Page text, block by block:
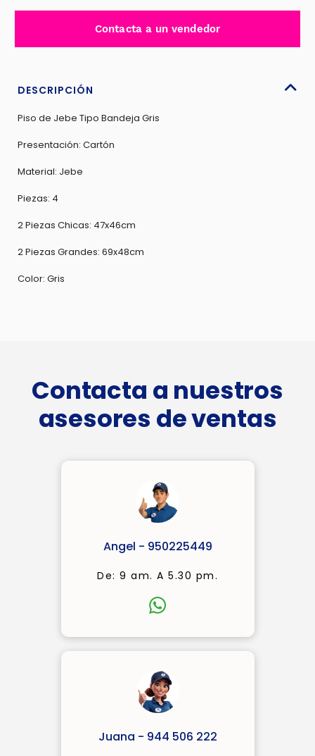
Contacta a un vendedor
DESCRIPCIÓN
Piso de Jebe Tipo Bandeja Gris
Presentación: Cartón
Material: Jebe
Piezas: 4
2 Piezas Chicas: 47x46cm
2 Piezas Grandes: 69x48cm
Color: Gris
Contacta a nuestros
asesores de ventas
Angel - 950225449
De: 9 am. A 5.30 pm.
Juana - 944 506 222